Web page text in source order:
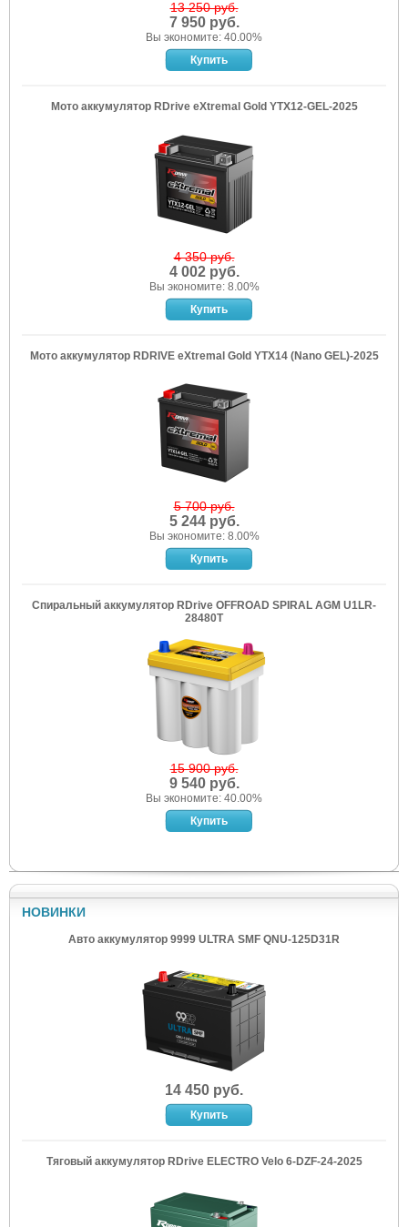
13 250 руб.
7 950 руб.
Вы экономите: 40.00%
Мото аккумулятор RDrive eXtremal Gold YTX12-GEL-2025
4 350 руб.
4 002 руб.
Вы экономите: 8.00%
Мото аккумулятор RDRIVE eXtremal Gold YTX14 (Nano GEL)-2025
5 700 руб.
5 244 руб.
Вы экономите: 8.00%
Спиральный аккумулятор RDrive OFFROAD SPIRAL AGM U1LR-
28480T
15 900 руб.
9 540 руб.
Вы экономите: 40.00%
НОВИНКИ
Авто аккумулятор 9999 ULTRA SMF QNU-125D31R
14 450 руб.
Тяговый аккумулятор RDrive ELECTRO Velo 6-DZF-24-2025